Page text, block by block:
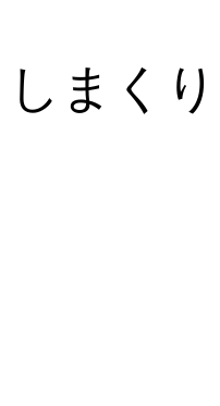
しまく